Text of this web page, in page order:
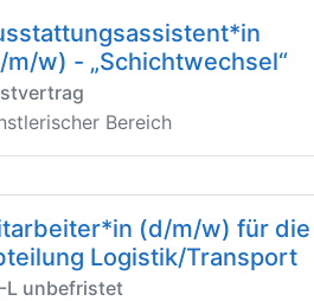
m/w) - „Schichtwechsel“
Bereich
(d/m/w) für die
Logistik/Transport
L unbefristet